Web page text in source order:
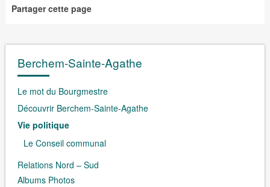
Partager cette page
Berchem-Sainte-Agathe
Le mot du Bourgmestre
Découvrir Berchem-Sainte-Agathe
Vie politique
Le Conseil communal
Relations Nord – Sud
Albums Photos